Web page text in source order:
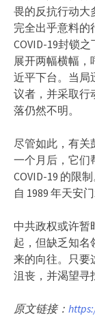
畏的反抗行动大
完全出乎意料的
COVID-19封锁
展开两幅横幅，
近平下台。当局
议者，并采取行
落仍然不明。
尽管如此，有关
一个月后，它们
COVID-19 的限
自 1989 年天安
中共政权或许暂
起，但缺乏知名
来的向往。只要
沮丧，并渴望寻
原文链接：